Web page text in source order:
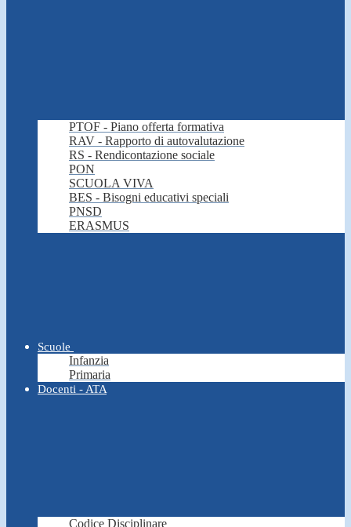
PTOF - Piano offerta formativa
RAV - Rapporto di autovalutazione
RS - Rendicontazione sociale
PON
SCUOLA VIVA
BES - Bisogni educativi speciali
PNSD
ERASMUS
Scuole
Infanzia
Primaria
Docenti - ATA
Codice Disciplinare